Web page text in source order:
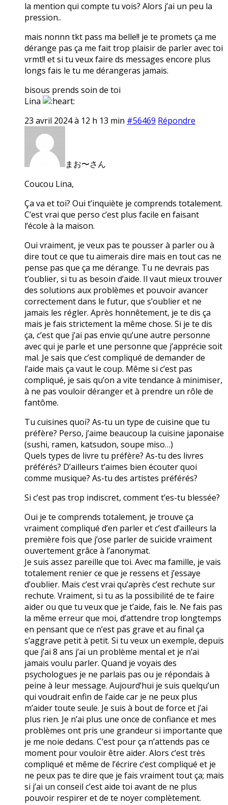
la mention qui compte tu vois? Alors j’ai un peu la
pression..
mais nonnn tkt pass ma belle!! je te promets ça me
dérange pas ça me fait trop plaisir de parler avec toi
vrmt!! et si tu veux faire ds messages encore plus
longs fais le tu me dérangeras jamais.
bisous prends soin de toi
Lina
23 avril 2024 à 12 h 13 min #56469 Répondre
まお〜さん
Coucou Lina,
Ça va et toi? Oui t’inquiète je comprends totalement.
C’est vrai que perso c’est plus facile en faisant
l’école à la maison.
Oui vraiment, je veux pas te pousser à parler ou à
dire tout ce que tu aimerais dire mais en tout cas ne
pense pas que ça me dérange. Tu ne devrais pas
t’oublier, si tu as besoin d’aide. Il vaut mieux trouver
des solutions aux problèmes et pouvoir avancer
correctement dans le futur, que s’oublier et ne
jamais les régler. Après honnêtement, je te dis ça
mais je fais strictement la même chose. Si je te dis
ça, c’est que j’ai pas envie qu’une autre personne
avec qui je parle et une personne que j’apprécie soit
mal. Je sais que c’est compliqué de demander de
l’aide mais ça vaut le coup. Même si c’est pas
compliqué, je sais qu’on a vite tendance à minimiser,
à ne pas vouloir déranger et à prendre un rôle de
fantôme.
Tu cuisines quoi? As-tu un type de cuisine que tu
préfère? Perso, j’aime beaucoup la cuisine japonaise
(sushi, ramen, katsudon, soupe miso…)
Quels types de livre tu préfère? As-tu des livres
préférés? D’ailleurs t’aimes bien écouter quoi
comme musique? As-tu des artistes préférés?
Si c’est pas trop indiscret, comment t’es-tu blessée?
Oui je te comprends totalement, je trouve ça
vraiment compliqué d’en parler et c’est d’ailleurs la
première fois que j’ose parler de suicide vraiment
ouvertement grâce à l’anonymat.
Je suis assez pareille que toi. Avec ma famille, je vais
totalement renier ce que je ressens et j’essaye
d’oublier. Mais c’est vrai qu’après c’est rechute sur
rechute. Vraiment, si tu as la possibilité de te faire
aider ou que tu veux que je t’aide, fais le. Ne fais pas
la même erreur que moi, d’attendre trop longtemps
en pensant que ce n’est pas grave et au final ça
s’aggrave petit à petit. Si tu veux un exemple, depuis
que j’ai 8 ans j’ai un problème mental et je n’ai
jamais voulu parler. Quand je voyais des
psychologues je ne parlais pas ou je répondais à
peine à leur message. Aujourd’hui je suis quelqu’un
qui voudrait enfin de l’aide car je ne peux plus
m’aider toute seule. Je suis à bout de force et j’ai
plus rien. Je n’ai plus une once de confiance et mes
problèmes ont pris une grandeur si importante que
je me noie dedans. C’est pour ça n’attends pas ce
moment pour vouloir être aider. Alors c’est très
compliqué et même de l’écrire c’est compliqué et je
ne peux pas te dire que je fais vraiment tout ça; mais
si j’ai un conseil c’est aide toi avant de ne plus
pouvoir respirer et de te noyer complètement.